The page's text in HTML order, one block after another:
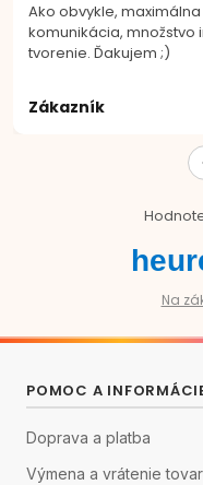
Ako obvykle,
komunikácia, množstvo
tvorenie. Ďakujem ;)
Zákazník
Na
POMOC A
Doprava a platba
Výmena a vrátenie